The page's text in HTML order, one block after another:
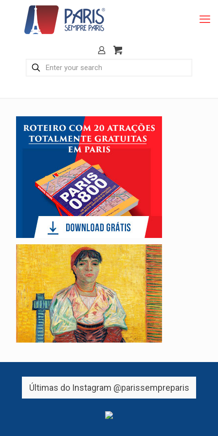
Últimas do Instagram @parissempreparis